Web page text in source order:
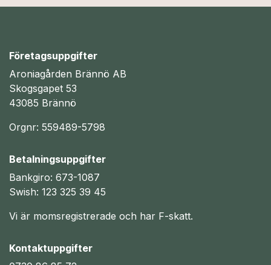
Företagsuppgifter
Aroniagården Brännö AB
Skogsgapet 53
43085 Brännö
Orgnr: 559489-5798
Betalningsuppgifter
Bankgiro: 673-1087
Swish: 123 325 39 45
Vi är momsregistrerade och har F-skatt.
Kontaktuppgifter